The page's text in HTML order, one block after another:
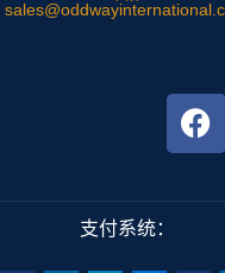
支付系统：